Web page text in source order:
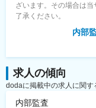
ざいます。その場合は
了承ください。
内部
求人の傾向
dodaに掲載中の求人に関す
内部監査